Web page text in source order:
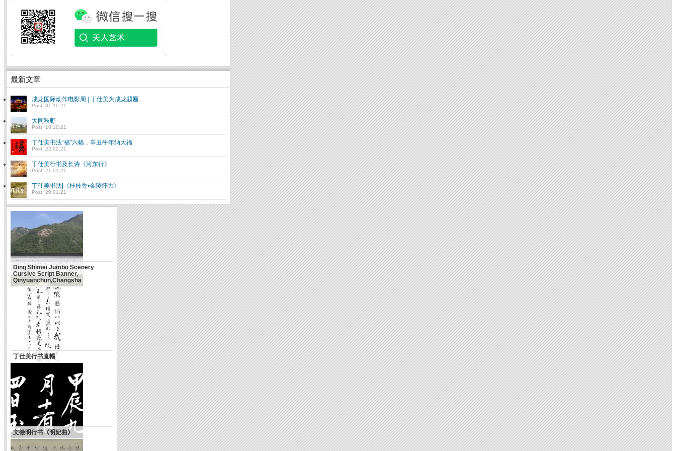
最新文章
成龙国际动作电影周 | 丁仕美为成龙题匾
Post: 31.10.21
大同秋野
Post: 10.10.21
丁仕美书法“福”六幅，辛丑牛年纳大福
Post: 22.02.21
丁仕美行书及长诗《河东行》
Post: 21.01.21
丁仕美书法|《桂枝香•金陵怀古》
Post: 20.01.21
Ding Shimei Jumbo Scenery
Cursive Script Banner,
Qinyuanchun,Changsha
丁仕美行书直幅
文徵明行书《明妃曲》